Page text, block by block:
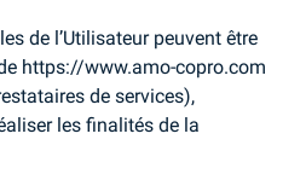
de l’Utilisateur peuvent être
https://www.amo-copro.com
de services),
les finalités de la